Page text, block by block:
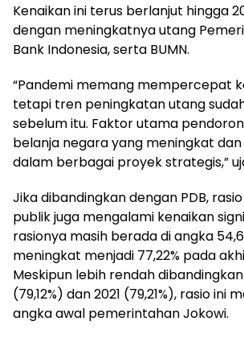
Kenaikan ini terus berlanjut hingga
dengan meningkatnya utang
Bank Indonesia, serta BUMN.
“Pandemi memang mempercepat
tetapi tren peningkatan utang
sebelum itu. Faktor utama
belanja negara yang meningkat dan
dalam berbagai proyek strategis,”
Jika dibandingkan dengan PDB,
publik juga mengalami kenaikan
rasionya masih berada di angka
meningkat menjadi 77,22% pada
Meskipun lebih rendah
(79,12%) dan 2021 (79,21%), rasio ini
angka awal pemerintahan Jokowi.